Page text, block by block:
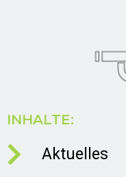
INHALTE:
Aktuelles